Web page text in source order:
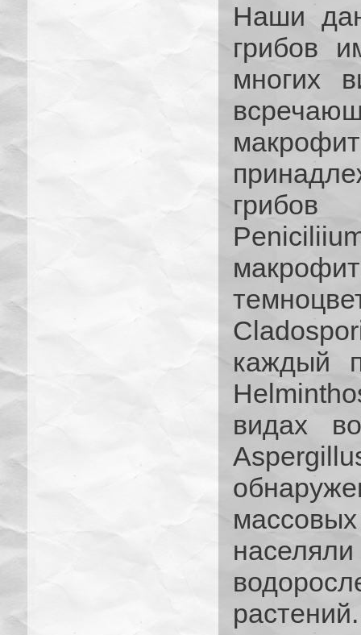
Наши
грибов
многих
каждый
видах
растений.